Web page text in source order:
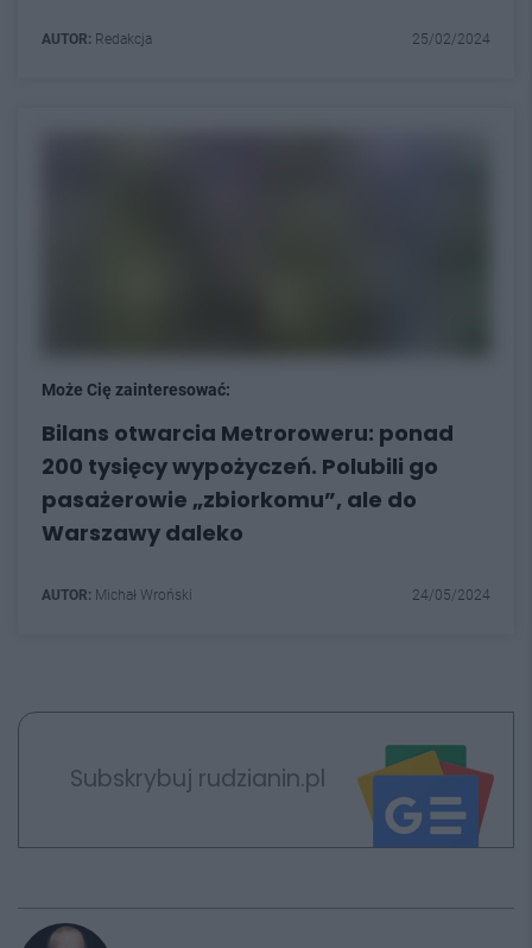
AUTOR: Redakcja 25/02/2024
Może Cię zainteresować:
Bilans otwarcia Metroroweru: ponad
200 tysięcy wypożyczeń. Polubili go
pasażerowie „zbiorkomu”, ale do
Warszawy daleko
AUTOR: Michał Wroński 24/05/2024
Subskrybuj rudzianin.pl